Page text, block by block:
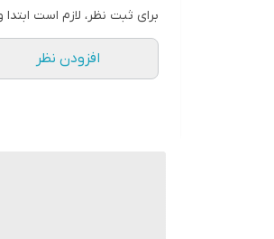
برای ثبت نظر، لازم است
افزودن نظر